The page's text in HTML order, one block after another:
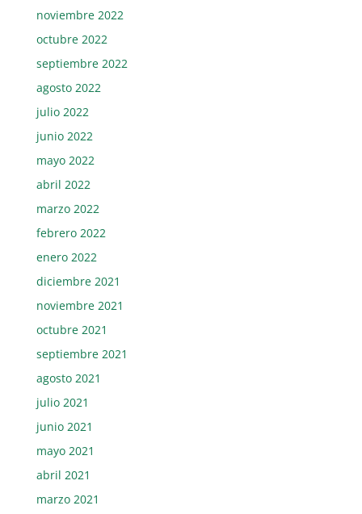
noviembre 2022
octubre 2022
septiembre 2022
agosto 2022
julio 2022
junio 2022
mayo 2022
abril 2022
marzo 2022
febrero 2022
enero 2022
diciembre 2021
noviembre 2021
octubre 2021
septiembre 2021
agosto 2021
julio 2021
junio 2021
mayo 2021
abril 2021
marzo 2021